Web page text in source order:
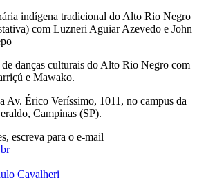
indígena tradicional do Alto Rio Negro
com Luzneri Aguiar Azevedo e John
danças culturais do Alto Rio Negro com
e Mawako.
Av. Érico Veríssimo, 1011, no campus da
Campinas (SP).
escreva para o e-mail
Cavalheri